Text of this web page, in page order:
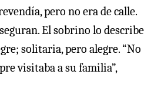
pero no era de calle.
El sobrino lo describe
solitaria, pero alegre. “No
visitaba a su familia”,